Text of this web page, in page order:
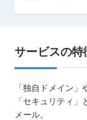
サービスの特
「独自ドメイン
「セキュリティ
メール。